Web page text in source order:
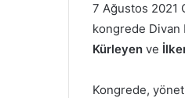
7 Ağustos 2021
kongrede Divan
Kürleyen ve
Kongrede,